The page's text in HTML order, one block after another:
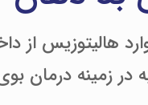
هالیتوزیس
در زمینه درمان